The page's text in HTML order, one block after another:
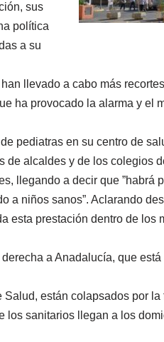
sus
política
a su
llevado a cabo más
ha provocado la alarma y el
pediatras en su centro de
alcaldes y de los colegios
llegando a decir que ”habrá
a niños sanos”. Aclarando
esta prestación dentro de los
a Anadalucía, que
están colapsados por
los sanitarios llegan a los